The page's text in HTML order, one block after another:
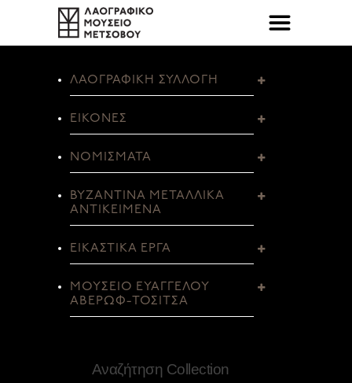
ΛΑΟΓΡΑΦΙΚΗ ΣΥΛΛΟΓΗ
ΕΙΚΟΝΕΣ
ΝΟΜΙΣΜΑΤΑ
ΒΥΖΑΝΤΙΝΑ ΜΕΤΑΛΛΙΚΑ
ΑΝΤΙΚΕΙΜΕΝΑ
ΕΙΚΑΣΤΙΚΑ ΕΡΓΑ
ΜΟΥΣΕΙΟ ΕΥΑΓΓΕΛΟΥ
ΑΒΕΡΩΦ-ΤΟΣΙΤΣΑ
Αναζήτηση Collection